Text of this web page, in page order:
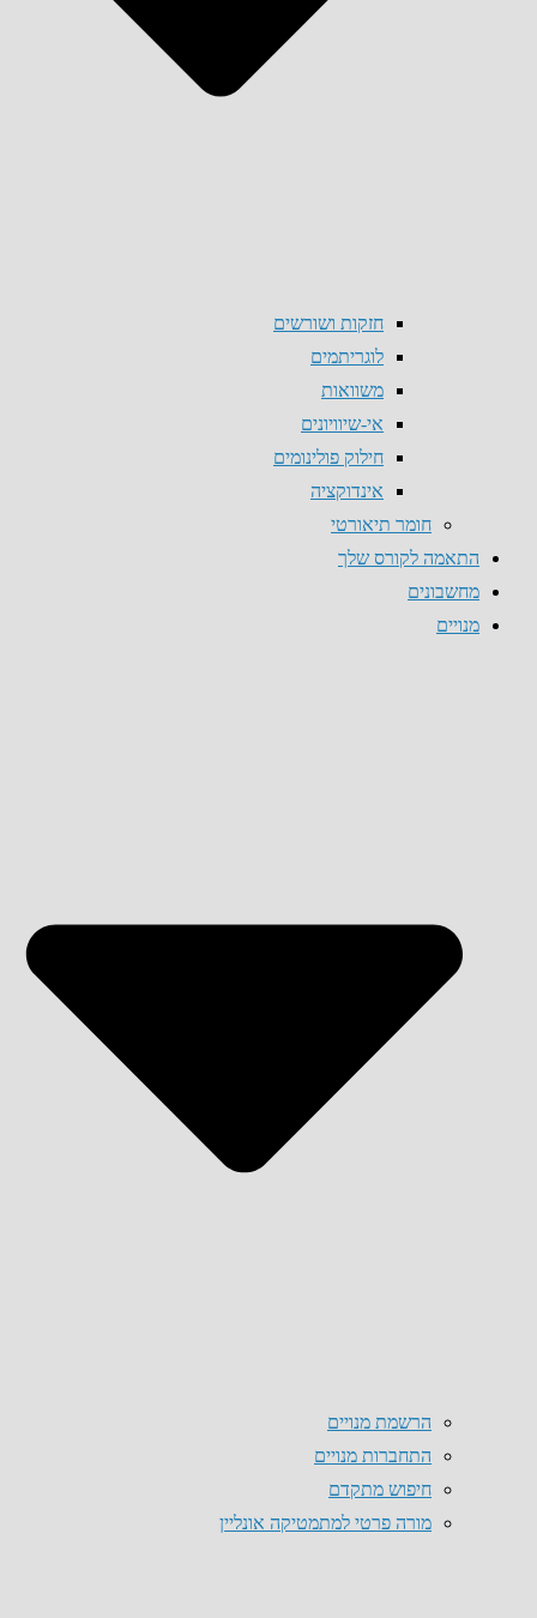
חזקות ושורשים
לוגריתמים
משוואות
אי-שיוויונים
חילוק פולינומים
אינדוקציה
חומר תיאורטי
התאמה לקורס שלך
מחשבונים
מנויים
הרשמת מנויים
התחברות מנויים
חיפוש מתקדם
מורה פרטי למתמטיקה אונליין